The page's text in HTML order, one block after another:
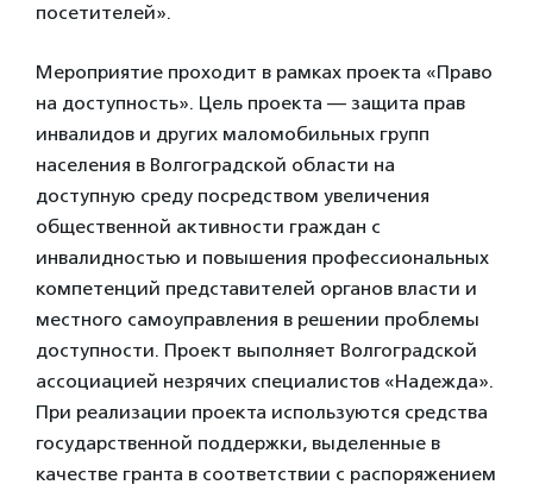
посетителей».
Мероприятие проходит в рамках проекта «Право
на доступность». Цель проекта — защита прав
инвалидов и других маломобильных групп
населения в Волгоградской области на
доступную среду посредством увеличения
общественной активности граждан с
инвалидностью и повышения профессиональных
компетенций представителей органов власти и
местного самоуправления в решении проблемы
доступности. Проект выполняет Волгоградской
ассоциацией незрячих специалистов «Надежда».
При реализации проекта используются средства
государственной поддержки, выделенные в
качестве гранта в соответствии с распоряжением